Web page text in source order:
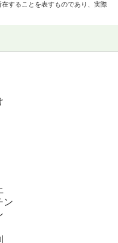
することを表すものであり、実際
ン